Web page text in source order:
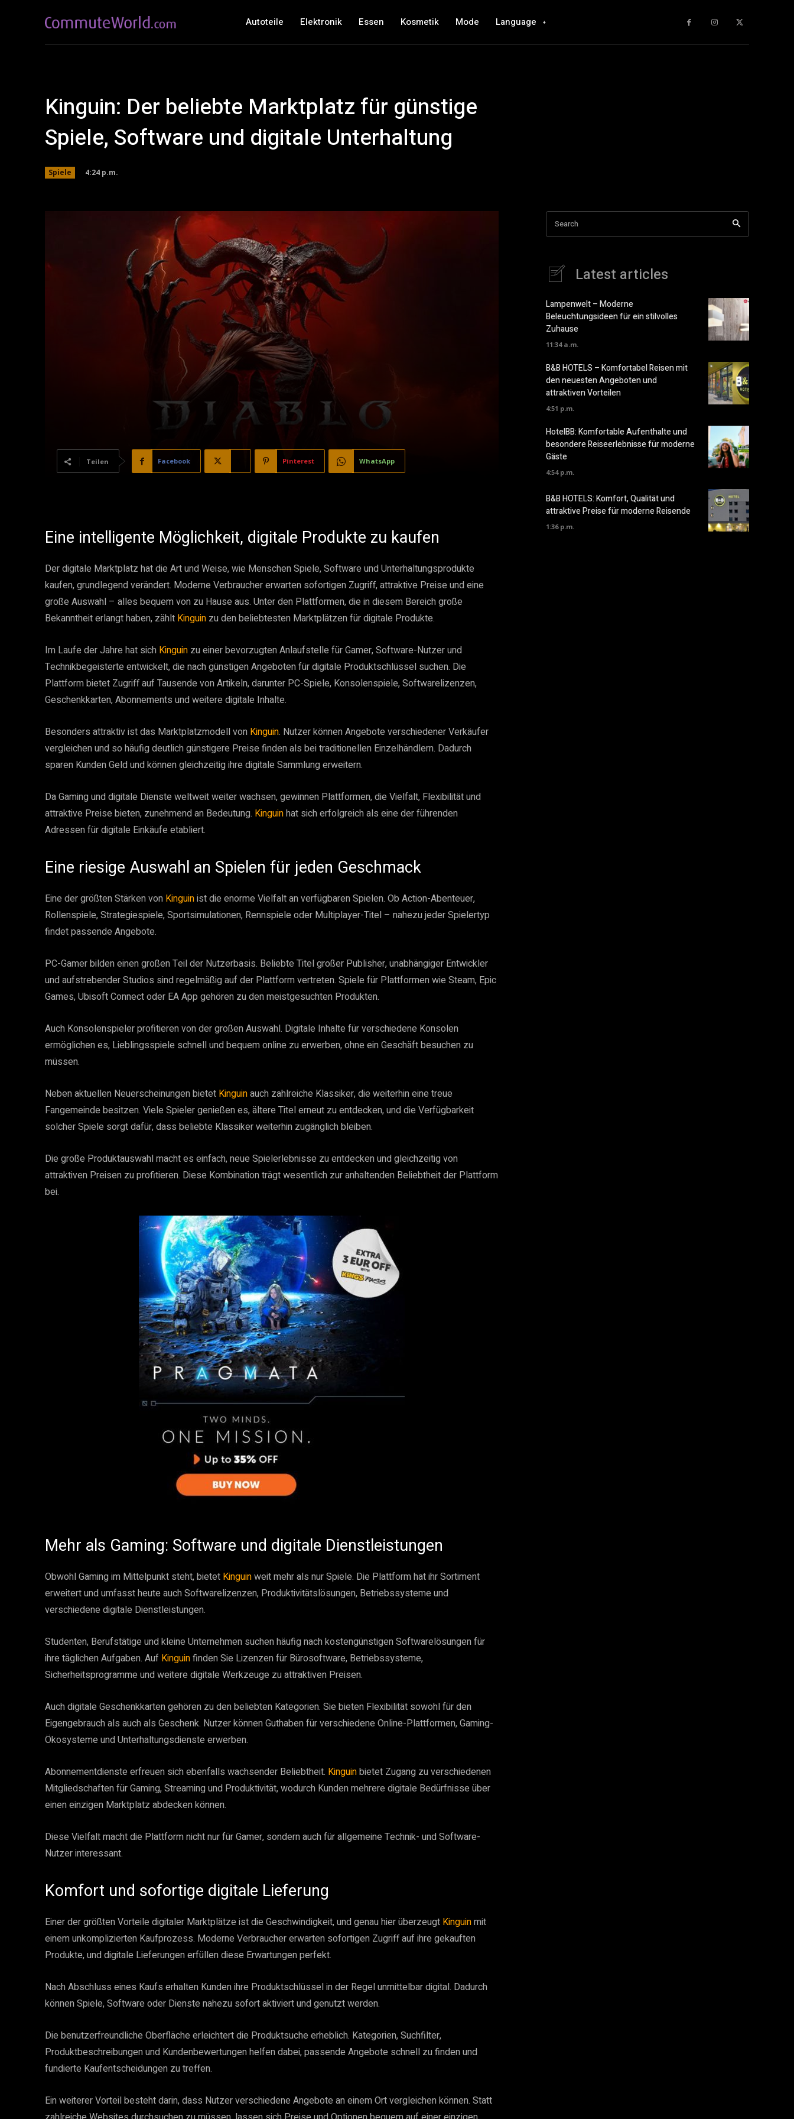
Autoteile Elektronik Essen Kosmetik Mode Language
Kinguin: Der beliebte Marktplatz für günstige
Spiele, Software und digitale Unterhaltung
Spiele 4:24 p.m.
Teilen Facebook Pinterest WhatsApp
Eine intelligente Möglichkeit, digitale Produkte zu kaufen
Der digitale Marktplatz hat die Art und Weise, wie Menschen Spiele, Software und Unterhaltungsprodukte
kaufen, grundlegend verändert. Moderne Verbraucher erwarten sofortigen Zugriff, attraktive Preise und eine
große Auswahl – alles bequem von zu Hause aus. Unter den Plattformen, die in diesem Bereich große
Bekanntheit erlangt haben, zählt Kinguin zu den beliebtesten Marktplätzen für digitale Produkte.
Im Laufe der Jahre hat sich Kinguin zu einer bevorzugten Anlaufstelle für Gamer, Software-Nutzer und
Technikbegeisterte entwickelt, die nach günstigen Angeboten für digitale Produktschlüssel suchen. Die
Plattform bietet Zugriff auf Tausende von Artikeln, darunter PC-Spiele, Konsolenspiele, Softwarelizenzen,
Geschenkkarten, Abonnements und weitere digitale Inhalte.
Besonders attraktiv ist das Marktplatzmodell von Kinguin. Nutzer können Angebote verschiedener Verkäufer
vergleichen und so häufig deutlich günstigere Preise finden als bei traditionellen Einzelhändlern. Dadurch
sparen Kunden Geld und können gleichzeitig ihre digitale Sammlung erweitern.
Da Gaming und digitale Dienste weltweit weiter wachsen, gewinnen Plattformen, die Vielfalt, Flexibilität und
attraktive Preise bieten, zunehmend an Bedeutung. Kinguinhat sich erfolgreich als eine der führenden
Adressen für digitale Einkäufe etabliert.
Eine riesige Auswahl an Spielen für jeden Geschmack
Eine der größten Stärken von Kinguinist die enorme Vielfalt an verfügbaren Spielen. Ob Action-Abenteuer,
Rollenspiele, Strategiespiele, Sportsimulationen, Rennspiele oder Multiplayer-Titel – nahezu jeder Spielertyp
findet passende Angebote.
PC-Gamer bilden einen großen Teil der Nutzerbasis. Beliebte Titel großer Publisher, unabhängiger Entwickler
und aufstrebender Studios sind regelmäßig auf der Plattform vertreten. Spiele für Plattformen wie Steam, Epic
Games, Ubisoft Connect oder EA App gehören zu den meistgesuchten Produkten.
Auch Konsolenspieler profitieren von der großen Auswahl. Digitale Inhalte für verschiedene Konsolen
ermöglichen es, Lieblingsspiele schnell und bequem online zu erwerben, ohne ein Geschäft besuchen zu
müssen.
Neben aktuellen Neuerscheinungen bietet Kinguinauch zahlreiche Klassiker, die weiterhin eine treue
Fangemeinde besitzen. Viele Spieler genießen es, ältere Titel erneut zu entdecken, und die Verfügbarkeit
solcher Spiele sorgt dafür, dass beliebte Klassiker weiterhin zugänglich bleiben.
Die große Produktauswahl macht es einfach, neue Spielerlebnisse zu entdecken und gleichzeitig von
attraktiven Preisen zu profitieren. Diese Kombination trägt wesentlich zur anhaltenden Beliebtheit der Plattform
bei.
Mehr als Gaming: Software und digitale Dienstleistungen
Obwohl Gaming im Mittelpunkt steht, bietet Kinguinweit mehr als nur Spiele. Die Plattform hat ihr Sortiment
erweitert und umfasst heute auch Softwarelizenzen, Produktivitätslösungen, Betriebssysteme und
verschiedene digitale Dienstleistungen.
Studenten, Berufstätige und kleine Unternehmen suchen häufig nach kostengünstigen Softwarelösungen für
ihre täglichen Aufgaben. Auf Kinguinfinden Sie Lizenzen für Bürosoftware, Betriebssysteme,
Sicherheitsprogramme und weitere digitale Werkzeuge zu attraktiven Preisen.
Auch digitale Geschenkkarten gehören zu den beliebten Kategorien. Sie bieten Flexibilität sowohl für den
Eigengebrauch als auch als Geschenk. Nutzer können Guthaben für verschiedene Online-Plattformen, Gaming-
Ökosysteme und Unterhaltungsdienste erwerben.
Abonnementdienste erfreuen sich ebenfalls wachsender Beliebtheit. Kinguinbietet Zugang zu verschiedenen
Mitgliedschaften für Gaming, Streaming und Produktivität, wodurch Kunden mehrere digitale Bedürfnisse über
einen einzigen Marktplatz abdecken können.
Diese Vielfalt macht die Plattform nicht nur für Gamer, sondern auch für allgemeine Technik- und Software-
Nutzer interessant.
Komfort und sofortige digitale Lieferung
Einer der größten Vorteile digitaler Marktplätze ist die Geschwindigkeit, und genau hier überzeugt Kinguinmit
einem unkomplizierten Kaufprozess. Moderne Verbraucher erwarten sofortigen Zugriff auf ihre gekauften
Produkte, und digitale Lieferungen erfüllen diese Erwartungen perfekt.
Nach Abschluss eines Kaufs erhalten Kunden ihre Produktschlüssel in der Regel unmittelbar digital. Dadurch
können Spiele, Software oder Dienste nahezu sofort aktiviert und genutzt werden.
Die benutzerfreundliche Oberfläche erleichtert die Produktsuche erheblich. Kategorien, Suchfilter,
Produktbeschreibungen und Kundenbewertungen helfen dabei, passende Angebote schnell zu finden und
fundierte Kaufentscheidungen zu treffen.
Ein weiterer Vorteil besteht darin, dass Nutzer verschiedene Angebote an einem Ort vergleichen können. Statt
Search
Latest articles
Lampenwelt – Moderne
Beleuchtungsideen für ein stilvolles
Zuhause
11:34 a.m.
B&B HOTELS – Komfortabel Reisen mit
den neuesten Angeboten und
attraktiven Vorteilen
4:51 p.m.
HotelBB: Komfortable Aufenthalte und
besondere Reiseerlebnisse für moderne
Gäste
4:54 p.m.
B&B HOTELS: Komfort, Qualität und
attraktive Preise für moderne Reisende
1:36 p.m.